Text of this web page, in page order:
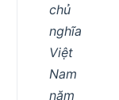
chủ
nghĩa
Việt
Nam
năm